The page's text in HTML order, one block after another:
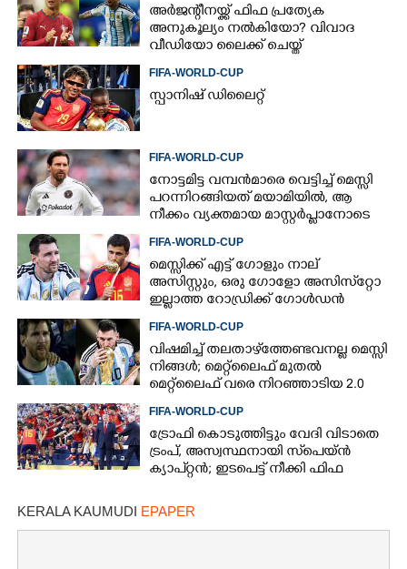
അർജന്റീനയ്ക്ക് ഫിഫ പ്രത്യേക
അനുകൂല്യം നൽകിയോ? വിവാദ
വീഡിയോ ലൈക്ക് ചെയ്ത്
FIFA-WORLD-CUP
സ്പാനിഷ് ഡിലൈറ്റ്
FIFA-WORLD-CUP
നോട്ടമിട്ട വമ്പന്‍മാരെ വെട്ടിച്ച് മെസ്സി
പറന്നിറങ്ങിയത് മയാമിയില്‍, ആ
നീക്കം വ്യക്തമായ മാസ്റ്റര്‍പ്ലാനോടെ
FIFA-WORLD-CUP
മെസ്സിക്ക് എട്ട് ഗോളും നാല്
അസിസ്റ്റും, ഒരു ഗോളോ അസിസ്‌റ്റോ
ഇല്ലാത്ത റോഡ്രിക്ക് ഗോള്‍ഡന്‍
FIFA-WORLD-CUP
വിഷമിച്ച് തലതാഴ്‌ത്തേണ്ടവനല്ല മെസ്സി
നിങ്ങള്‍; മെറ്റ്‌ലൈഫ് മുതല്‍
മെറ്റ്‌ലൈഫ് വരെ നിറഞ്ഞാടിയ 2.0
FIFA-WORLD-CUP
ട്രോഫി കൊടുത്തിട്ടും വേദി വിടാതെ
ട്രംപ്, അസ്വസ്ഥനായി സ്‌പെയ്ൻ
ക്യാപ്റ്റൻ; ഇടപെട്ട് നീക്കി ഫിഫ
KERALA KAUMUDI EPAPER